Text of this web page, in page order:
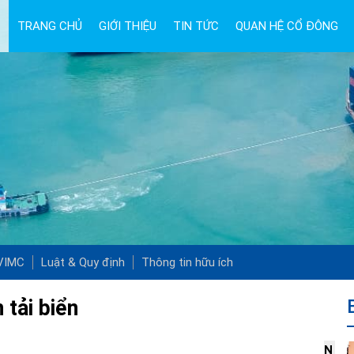
TRANG CHỦ GIỚI THIỆU TIN TỨC QUAN HỆ CỔ ĐÔNG
Luật & Quy định Thông tin hữu ích
tải biển
N